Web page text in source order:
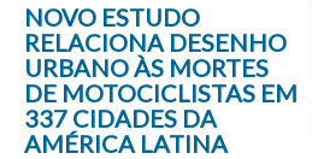
NOVO ESTUDO
RELACIONA DESENHO
URBANO ÀS MORTES
DE MOTOCICLISTAS EM
337 CIDADES DA
AMÉRICA LATINA